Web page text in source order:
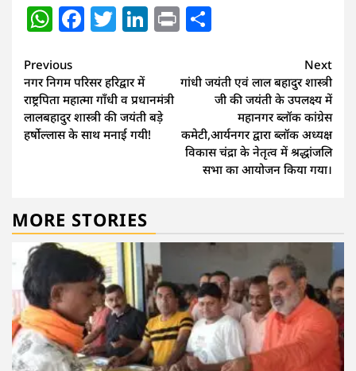
WhatsApp
Facebook
Twitter
LinkedIn
Print
Continue
Reading
Previous
नगर निगम परिसर हरिद्वार में
राष्ट्रपिता महात्मा गाँधी व प्रधानमंत्री
लालबहादुर शास्त्री की जयंती बड़े
हर्षोल्लास के साथ मनाई गयी!
Next
गांधी जयंती एवं लाल बहादुर शास्त्री
जी की जयंती के उपलक्ष्य में
महानगर ब्लॉक कांग्रेस
कमेटी,आर्यनगर द्वारा ब्लॉक अध्यक्ष
विकास चंद्रा के नेतृत्व में श्रद्धांजलि
सभा का आयोजन किया गया।
MORE STORIES